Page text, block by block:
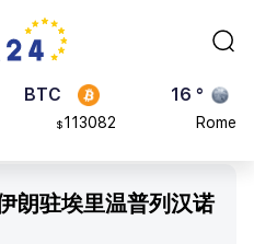
BTC
ADA
0.868816
23 °
Madrid
朗驻埃里温普列汉诺